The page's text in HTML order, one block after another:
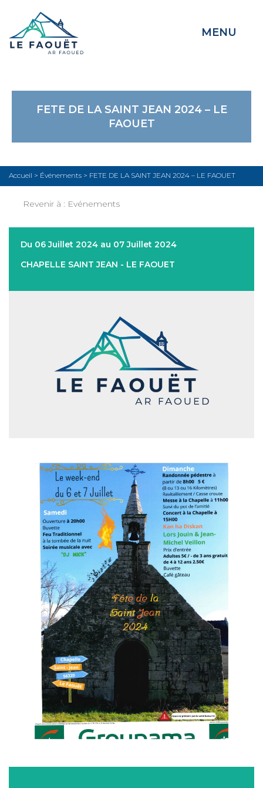
MENU
FETE DE LA SAINT JEAN 2024 – LE
FAOUET
Accueil > Événements > FETE DE LA SAINT JEAN 2024 – LE FAOUET
Revenir à : Evénements
Du 06 Juillet 2024 au 07 Juillet 2024
CHAPELLE SAINT JEAN - LE FAOUET